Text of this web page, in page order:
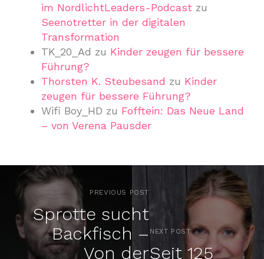
im NordlichtLeaders-Podcast zu
Seenotretter in der digitalen
Transformation
TK_20_Ad zu Kinder zeugen für bessere
Führung?
Thorsten K. Steubesand zu Kinder
zeugen für bessere Führung?
Wifi Boy_HD zu Fofftein: Das Neue Land
– von Verena Pausder
PREVIOUS POST
Sprotte sucht
Backfisch –
Von der
NEXT POST
Seit 125